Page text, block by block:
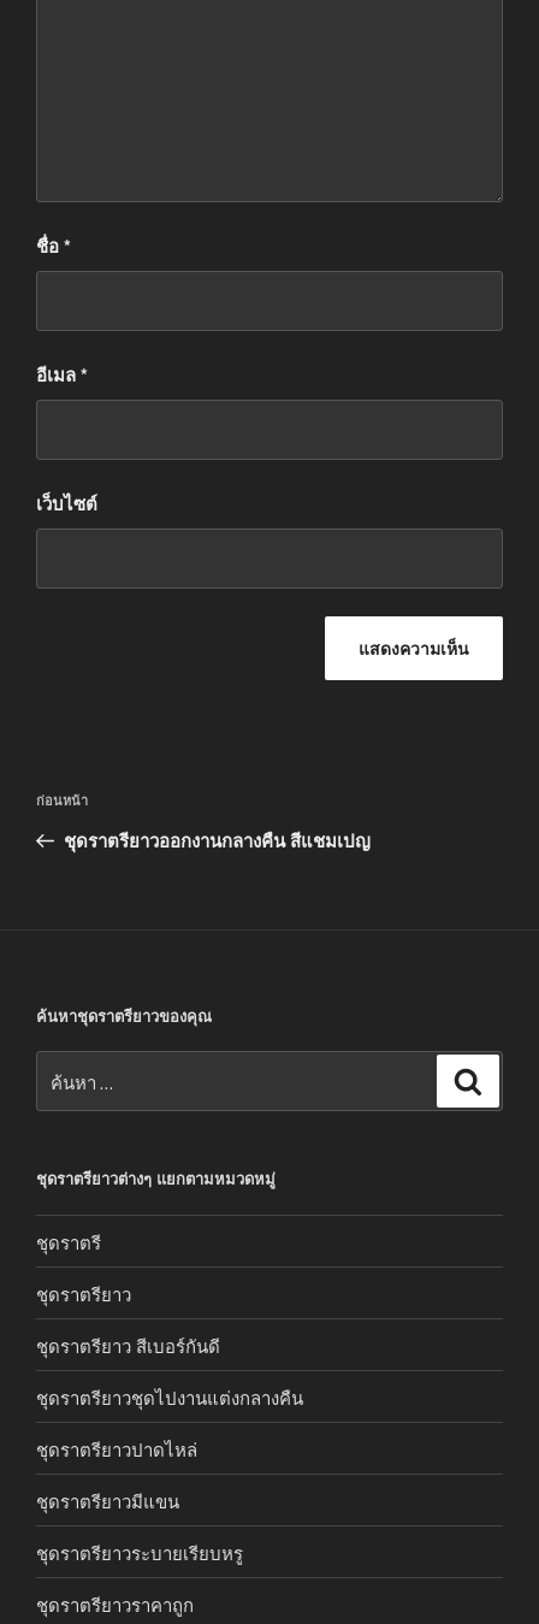
ชื่อ*
อีเมล*
เว็บไซต์
แนะแนว
เรื่อง
เรื่อง
ก่อน
ก่อนหน้า
ชุดราตรียาวออกงานกลางคืน สีแชมเปญ
ค้นหาชุดราตรียาวของคุณ
ชุดราตรียาวต่างๆ แยกตามหมวดหมู่
ชุดราตรี
ชุดราตรียาว
ชุดราตรียาว สีเบอร์กันดี
ชุดราตรียาวชุดไปงานแต่งกลางคืน
ชุดราตรียาวปาดไหล่
ชุดราตรียาวมีแขน
ชุดราตรียาวระบายเรียบหรู
ชุดราตรียาวราคาถูก